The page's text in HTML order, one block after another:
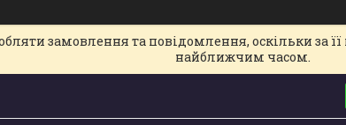
замовлення та повідомлення, оскільки за
найближчим часом.